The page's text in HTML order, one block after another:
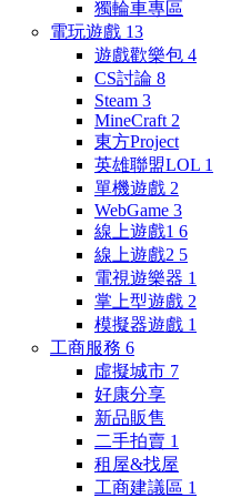
獨輪車專區
電玩遊戲 13
遊戲歡樂包 4
CS討論 8
Steam 3
MineCraft 2
東方Project
英雄聯盟LOL 1
單機遊戲 2
WebGame 3
線上遊戲1 6
線上遊戲2 5
電視遊樂器 1
掌上型遊戲 2
模擬器遊戲 1
工商服務 6
虛擬城市 7
好康分享
新品販售
二手拍賣 1
租屋&找屋
工商建議區 1